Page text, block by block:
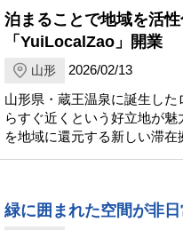
泊まることで地域を活
「YuiLocalZao」開業
山形
2026/02/13
山形県・蔵王温泉に誕生し
らすぐ近くという好立地が
を地域に還元する新しい滞在
緑に囲まれた空間が非